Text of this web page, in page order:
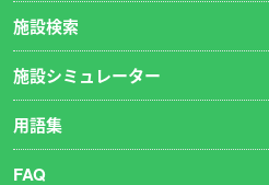
施設検索
施設シミュレーター
用語集
FAQ